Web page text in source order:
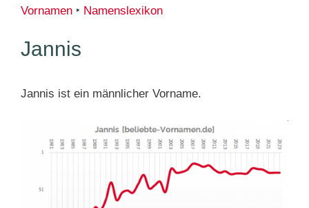
Vornamen ‣ Namenslexikon
Jannis
Jannis ist ein männlicher Vorname.